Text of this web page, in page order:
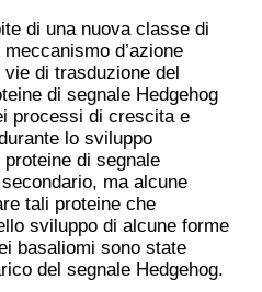
di una nuova classe di
d’azione
vie di trasduzione del
di segnale Hedgehog
processi di crescita e
lo sviluppo
proteine di segnale
ma alcune
tali proteine che
sviluppo di alcune forme
basaliomi sono state
del segnale Hedgehog.